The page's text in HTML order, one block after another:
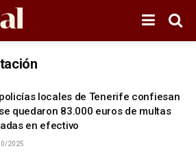
locales de Tenerife confiesan
quedaron 83.000 euros de multas
en efectivo
2025